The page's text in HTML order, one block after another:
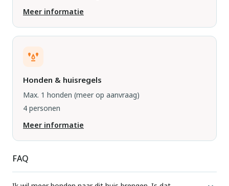
Meer informatie
Honden & huisregels
Max. 1 honden (meer op aanvraag)
4 personen
Meer informatie
FAQ